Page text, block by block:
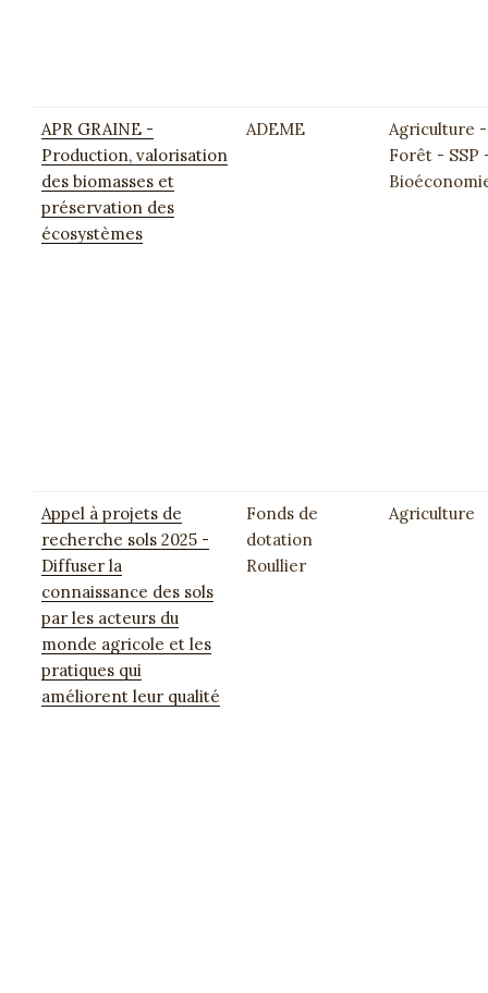
APR GRAINE -
Production, valorisation
des biomasses et
préservation des
écosystèmes
ADEME
Agriculture -
Forêt - SSP
Appel à projets de
recherche sols 2025 -
Diffuser la
connaissance des sols
par les acteurs du
monde agricole et les
pratiques qui
améliorent leur qualité
Fonds de
dotation
Roullier
Agriculture